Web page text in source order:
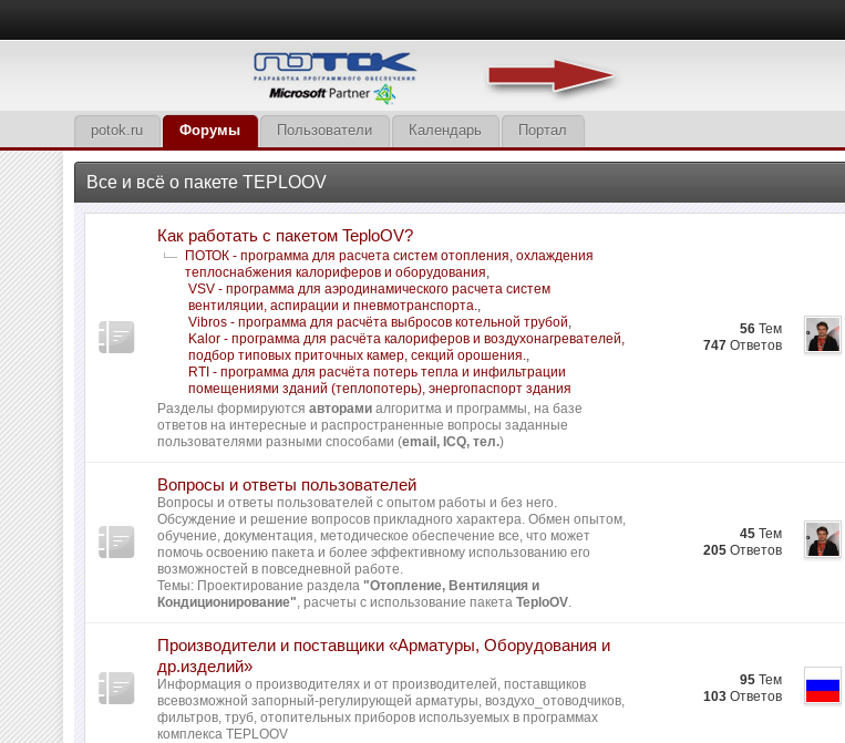
potok.ru Форумы Пользователи Календарь Портал
Все и всё о пакете TEPLOOV
Как работать с пакетом TeploOV?
ПОТОК - программа для расчета систем отопления, охлаждения
теплоснабжения калориферов и оборудования,
VSV - программа для аэродинамического расчета систем
вентиляции, аспирации и пневмотранспорта.,
Vibros - программа для расчёта выбросов котельной трубой,
Kalor - программа для расчёта калориферов и воздухонагревателей,
подбор типовых приточных камер, секций орошения.,
RTI - программа для расчёта потерь тепла и инфильтрации
помещениями зданий (теплопотерь), энергопаспорт здания
Разделы формируютсяавторами алгоритма и программы, на базе
ответов на интересные и распространенные вопросы заданные
пользователями разными способами (email, ICQ, тел.)
56 Тем
747 Ответов
Вопросы и ответы пользователей
Вопросы и ответы пользователей с опытом работы и без него.
Обсуждение и решение вопросов прикладного характера. Обмен опытом,
обучение, документация, методическое обеспечение все, что может
помочь освоению пакета и более эффективному использованию его
возможностей в повседневной работе.
Темы: Проектирование раздела"Отопление, Вентиляция и
Кондиционирование", расчеты с использование пакетаTeploOV.
45 Тем
205 Ответов
Производители и поставщики «Арматуры, Оборудования и
др.изделий»
Информация о производителях и от производителей, поставщиков
всевозможной запорный-регулирующей арматуры, воздухо_отоводчиков,
фильтров, труб, отопительных приборов используемых в программах
комплекса TEPLOOV
95 Тем
103 Ответов